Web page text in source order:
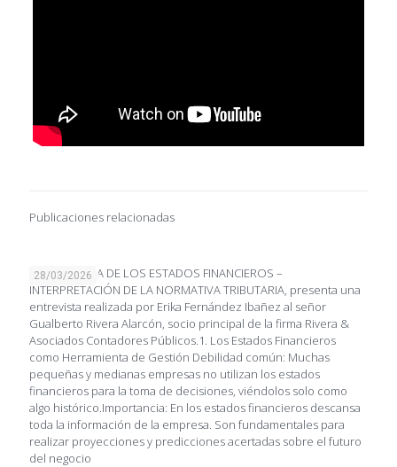
Publicaciones relacionadas
28/03/2026
IMPORTANCIA DE LOS ESTADOS FINANCIEROS –
INTERPRETACIÓN DE LA NORMATIVA TRIBUTARIA, presenta una
entrevista realizada por Erika Fernández Ibañez al señor
Gualberto Rivera Alarcón, socio principal de la firma Rivera &
Asociados Contadores Públicos.1. Los Estados Financieros
como Herramienta de Gestión Debilidad común: Muchas
pequeñas y medianas empresas no utilizan los estados
financieros para la toma de decisiones, viéndolos solo como
algo histórico.Importancia: En los estados financieros descansa
toda la información de la empresa. Son fundamentales para
realizar proyecciones y predicciones acertadas sobre el futuro
del negocio